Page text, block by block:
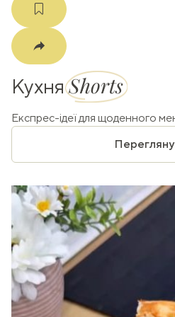
КухняShorts
Експрес-ідеї для щоденного